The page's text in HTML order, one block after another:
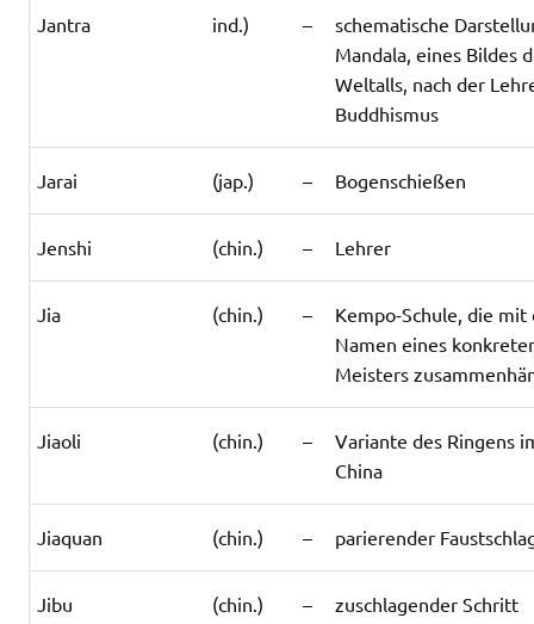
Jantra ind.) –
schematische
Mandala, eines Bildes
Weltalls, nach der
Buddhismus
Jarai (jap.) – Bogenschießen
Jenshi (chin.) – Lehrer
Jia (chin.) –
Kempo-Schule, die mit
Namen eines
Meisters
Jiaoli (chin.) –
Variante des Ringens
China
Jiaquan (chin.) – parierender
Jibu (chin.) – zuschlagender Schritt